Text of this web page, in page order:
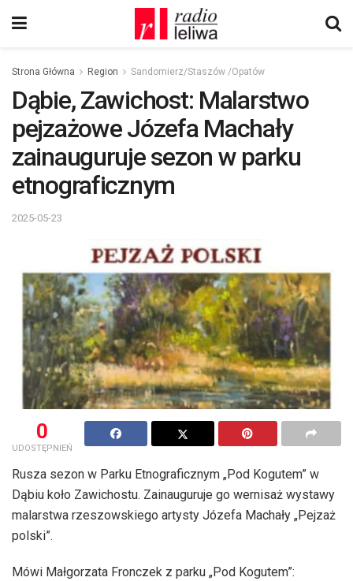
Strona Główna Region Sandomierz/Staszów /Opatów
Dąbie, Zawichost: Malarstwo
pejzażowe Józefa Machały
zainauguruje sezon w parku
etnograficznym
2025-05-23
0
UDOSTĘPNIEŃ
Rusza sezon w Parku Etnograficznym „Pod Kogutem” w
Dąbiu koło Zawichostu. Zainauguruje go wernisaż wystawy
malarstwa rzeszowskiego artysty Józefa Machały „Pejzaż
polski”.
Mówi Małgorzata Fronczek z parku „Pod Kogutem”: